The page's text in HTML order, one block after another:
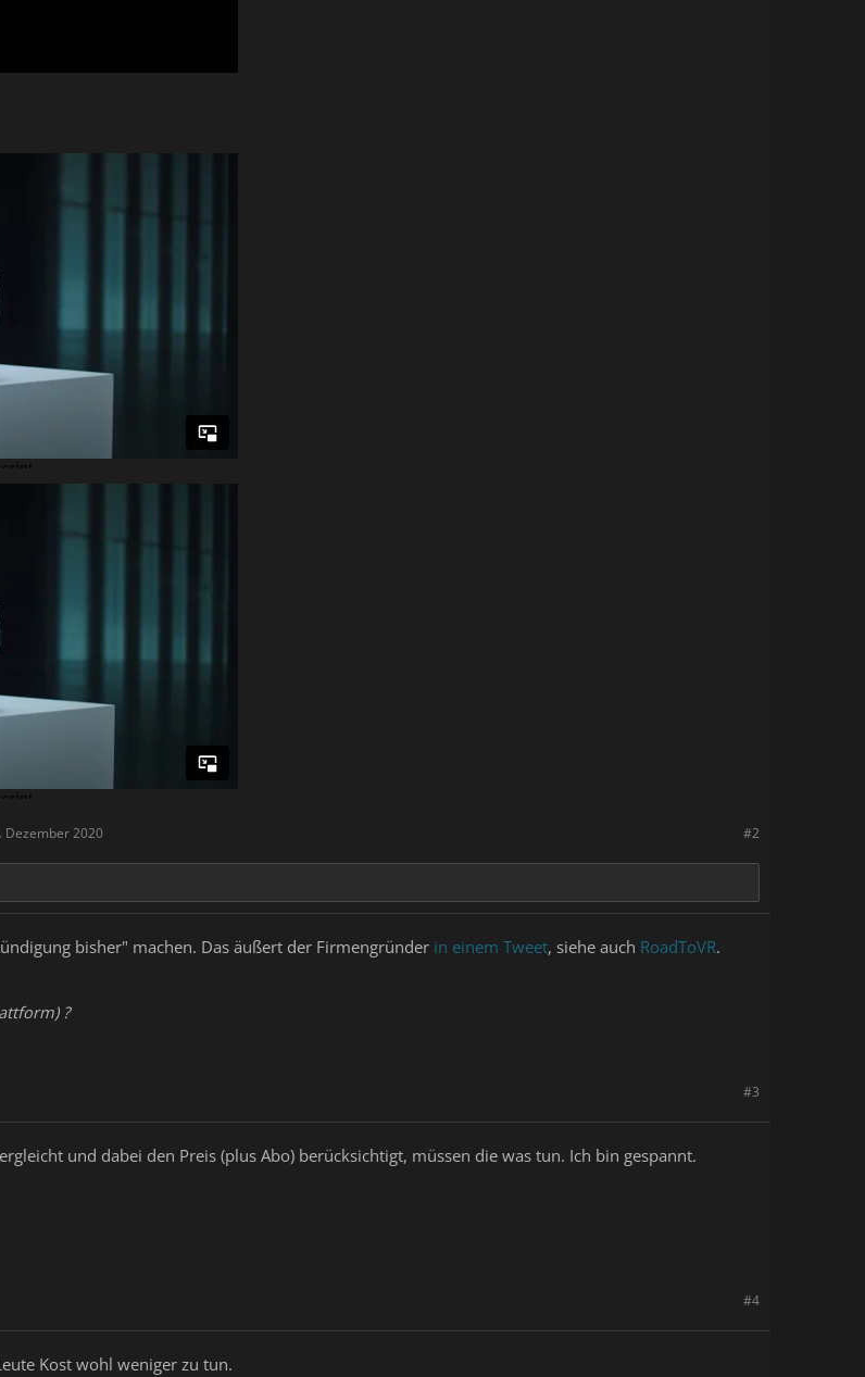
#2
Dezember 2020
bisher" machen. Das äußert der Firmengründer in einem Tweet, siehe auch RoadToVR.
?
#3
und dabei den Preis (plus Abo) berücksichtigt, müssen die was tun. Ich bin gespannt.
#4
Kost wohl weniger zu tun.